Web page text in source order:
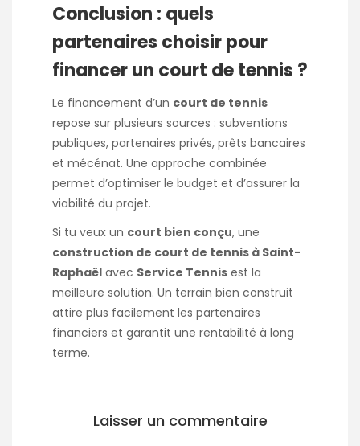
Conclusion : quels
partenaires choisir pour
financer un court de tennis ?
Le financement d’un court de tennis
repose sur plusieurs sources : subventions
publiques, partenaires privés, prêts bancaires
et mécénat. Une approche combinée
permet d’optimiser le budget et d’assurer la
viabilité du projet.
Si tu veux un court bien conçu, une
construction de court de tennis à Saint-
Raphaël avec Service Tennis est la
meilleure solution. Un terrain bien construit
attire plus facilement les partenaires
financiers et garantit une rentabilité à long
terme.
Laisser un commentaire